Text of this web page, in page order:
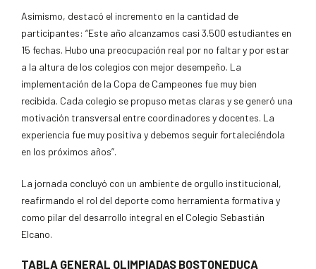
Asimismo, destacó el incremento en la cantidad de
participantes: “Este año alcanzamos casi 3.500 estudiantes en
15 fechas. Hubo una preocupación real por no faltar y por estar
a la altura de los colegios con mejor desempeño. La
implementación de la Copa de Campeones fue muy bien
recibida. Cada colegio se propuso metas claras y se generó una
motivación transversal entre coordinadores y docentes. La
experiencia fue muy positiva y debemos seguir fortaleciéndola
en los próximos años”.
La jornada concluyó con un ambiente de orgullo institucional,
reafirmando el rol del deporte como herramienta formativa y
como pilar del desarrollo integral en el Colegio Sebastián
Elcano.
TABLA GENERAL OLIMPIADAS BOSTONEDUCA